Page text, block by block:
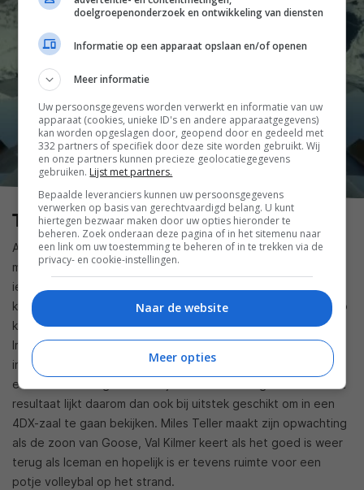
Top Gun: Maverick (8 juli)
Als je vandaag de dag een vliegtuig heftige manoeuvres ziet
maken in een actiefilm, dan is de kans erg groot dat je naar
iets dat achteraf met de computer werd gemaakt zit te
kijken. In Top Gun: Maverick pakt Tom Cruise, die ook keer op
keer zijn leven in de waagschaal stelt voor de Mission:
Impossible-films, het compleet anders aan: er werd gevlogen
in echte straaljagers en de acteurs moesten in de cockpit
echt om kunnen gaan met bijna verstikkende g-krachten. Het
resultaat lijkt daarom dan ook bij uitstek geschikt om in een
4DX-zaal te gaan bekijken. Miles Teller maakt zijn opwachting
als de zoon van Goose, Val Kilmer keert als het goed is weer
terug als Iceman en hopelijk is er tevens ruimte voor een
potje volleybal op het strand.
doelgroepenonderzoek en ontwikkeling van diensten
Informatie op een apparaat opslaan en/of openen
Meer informatie
Uw persoonsgegevens worden verwerkt en informatie van uw
apparaat (cookies, unieke ID's en andere apparaatgegevens)
kan worden opgeslagen door, geopend door en gedeeld met
332 partners of specifiek door deze site worden gebruikt. Wij
en onze partners kunnen precieze geolocatiegegevens
gebruiken. Lijst met partners.
Bepaalde leveranciers kunnen uw persoonsgegevens
verwerken op basis van gerechtvaardigd belang. U kunt
hiertegen bezwaar maken door uw opties hieronder te
beheren. Zoek onderaan deze pagina of in het sitemenu naar
een link om uw toestemming te beheren of in te trekken via de
privacy- en cookie-instellingen.
Naar de website
Meer opties